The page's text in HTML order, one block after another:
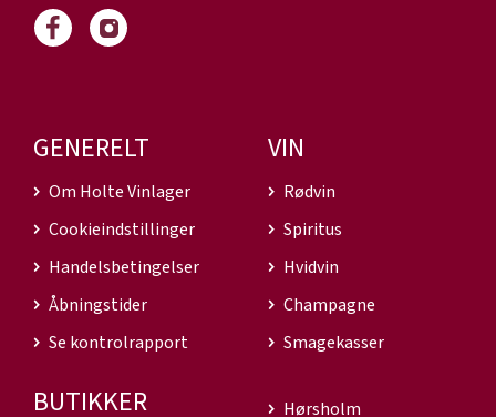
GENERELT
Om Holte Vinlager
Cookieindstillinger
Handelsbetingelser
Åbningstider
Se kontrolrapport
VIN
Rødvin
Spiritus
Hvidvin
Champagne
Smagekasser
BUTIKKER Hørsholm